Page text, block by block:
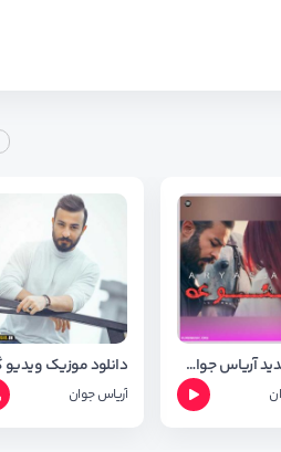
اهنگ جدید آریاس جوان بنام ممنوعه + متن آهنگ
آریاس جوان